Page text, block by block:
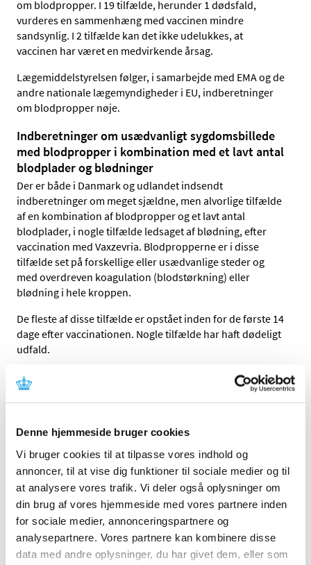
Denne hjemmeside bruger cookies
Vi bruger cookies til at tilpasse vores indhold og
annoncer, til at vise dig funktioner til sociale medier og til
at analysere vores trafik. Vi deler også oplysninger om
din brug af vores hjemmeside med vores partnere inden
for sociale medier, annonceringspartnere og
analysepartnere. Vores partnere kan kombinere disse
data med andre oplysninger, du har givet dem, eller som
om blodpropper. I 19 tilfælde, herunder 1 dødsfald,
vurderes en sammenhæng med vaccinen mindre
sandsynlig. I 2 tilfælde kan det ikke udelukkes, at
vaccinen har været en medvirkende årsag.
Lægemiddelstyrelsen følger, i samarbejde med EMA og de
andre nationale lægemyndigheder i EU, indberetninger
om blodpropper nøje.
Indberetninger om usædvanligt sygdomsbillede
med blodpropper i kombination med et lavt antal
blodplader og blødninger
Der er både i Danmark og udlandet indsendt
indberetninger om meget sjældne, men alvorlige tilfælde
af en kombination af blodpropper og et lavt antal
blodplader, i nogle tilfælde ledsaget af blødning, efter
vaccination med Vaxzevria. Blodpropperne er i disse
tilfælde set på forskellige eller usædvanlige steder og
med overdreven koagulation (blodstørkning) eller
blødning i hele kroppen.
De fleste af disse tilfælde er opstået inden for de første 14
dage efter vaccinationen. Nogle tilfælde har haft dødeligt
udfald.
Lægemiddelstyrelsen har behandlet 2 danske
indberetninger, hvor der er tale om det omtalte
usædvanlige sygdomsbillede med lavt antal blodplader,
sager omhandler et dødsfald. Lægemiddelstyrelsen har i
begge tilfælde vurderet, at en sammenhæng med
vaccinen er sandsynlig.
Lægemiddelstyrelsen har i samarbejde med EMA og de
andre nationale lægemiddelmyndigheder i EU undersøgt
og vurderet sager om det særlige sygdomsbillede med
blodpropper, et lavt antal blodplader og blødninger. En
sammenhæng med vaccinen er fundet sandsynlig. På